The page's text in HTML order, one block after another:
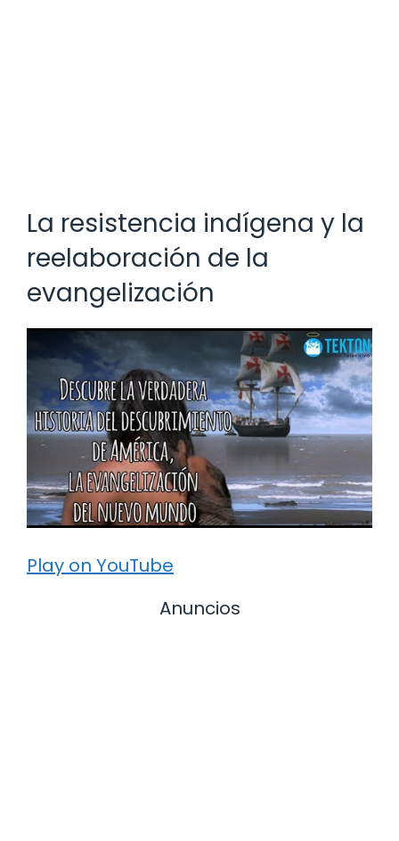
La resistencia indígena y la
reelaboración de la
evangelización
Play on YouTube
Anuncios